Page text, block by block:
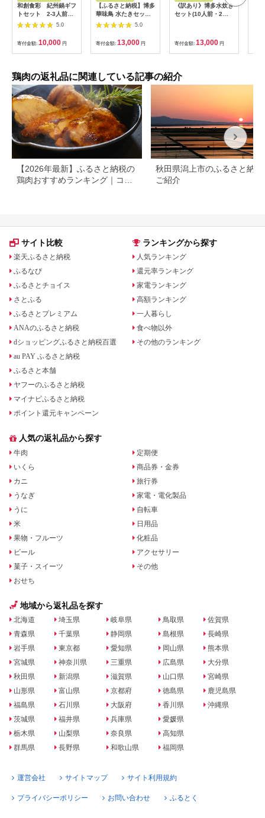
和創食彩 紀州鍋ギフ
トセット 2-3人前
(小)◇
5.0
寄付金額: 10,000 円
【ふるさと納税】博多
華味鳥 水たきセット
（ちゃんぽん麺付き）
水たき 水炊き ちゃん
ぽん麺 ちゃんぽん セ
ット 博多華味鳥
5.0
寄付金額: 13,000 円
《訳あり》博多水炊き
セット(10人前・2人
国産鶏 もも肉 つみれ
鶏肉 モモ肉 鶏もも肉
鍋 鍋セット お鍋 スー
リ 博多名物 冷凍
【MEAT PLUS】
寄付金額: 13,000 円
鶏肉の返礼品に関連している記事の紹介
【2026年最新】ふるさと納税の
鶏肉おすすめランキング｜コス
秋田県潟上市のふるさと納税
ご紹介
サイト比較
楽天ふるさと納税
ふるなび
ふるさとチョイス
さとふる
ふるさとプレミアム
ANAのふるさと納税
dショッピングふるさと納税百選
au PAY ふるさと納税
ふるさと本舗
ヤフーのふるさと納税
マイナビふるさと納税
ポイント還元キャンペーン
ランキングから探す
人気ランキング
還元率ランキング
家電ランキング
高額ランキング
一人暮らし
食べ物以外
その他のランキング
人気の返礼品から探す
牛肉
いくら
カニ
うなぎ
うに
米
果物・フルーツ
ビール
菓子・スイーツ
おせち
定期便
商品券・金券
旅行券
家電・電化製品
自転車
日用品
化粧品
アクセサリー
その他
地域から返礼品を探す
北海道
青森県
岩手県
宮城県
秋田県
山形県
福島県
茨城県
栃木県
群馬県
埼玉県
千葉県
東京都
神奈川県
新潟県
富山県
石川県
福井県
山梨県
長野県
岐阜県
静岡県
愛知県
三重県
滋賀県
京都府
大阪府
兵庫県
奈良県
和歌山県
鳥取県
島根県
岡山県
広島県
山口県
徳島県
香川県
愛媛県
高知県
福岡県
佐賀県
長崎県
熊本県
大分県
宮崎県
鹿児島県
沖縄県
運営会社 サイトマップ サイト利用規約
プライバシーポリシー お問い合わせ ふるとく